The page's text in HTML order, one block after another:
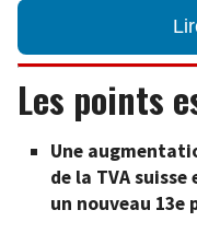
Les points
Une
de la TVA
un nouveau 13e